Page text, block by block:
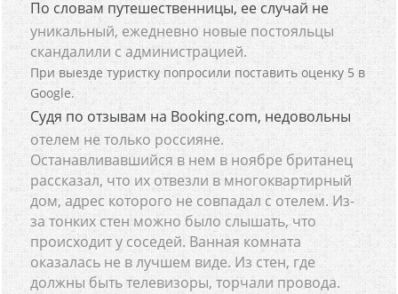
По словам путешественницы, ее случай не
уникальный, ежедневно новые постояльцы
скандалили с администрацией.
При выезде туристку попросили поставить оценку 5 в
Google.
Судя по отзывам на Booking.com, недовольны
отелем не только россияне.
Останавливавшийся в нем в ноябре британец
рассказал, что их отвезли в многоквартирный
дом, адрес которого не совпадал с отелем. Из-
за тонких стен можно было слышать, что
происходит у соседей. Ванная комната
оказалась не в лучшем виде. Из стен, где
должны быть телевизоры, торчали провода.